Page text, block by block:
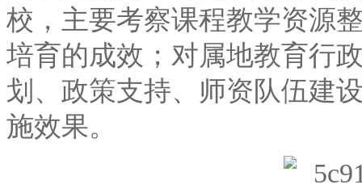
校，主要考察课程教学资源
培育的成效；对属地教育行
划、政策支持、师资队伍建
施效果。